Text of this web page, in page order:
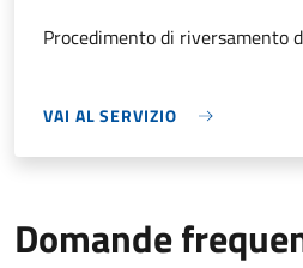
Procedimento di riversamento
VAI AL SERVIZIO
Domande